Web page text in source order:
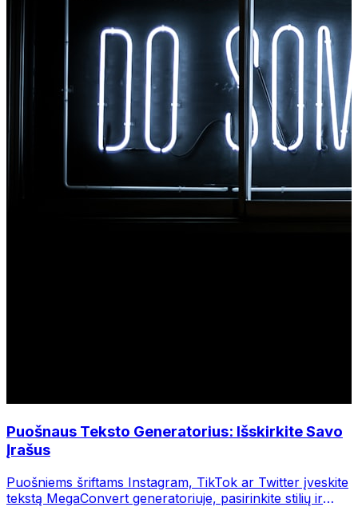
Puošnaus Teksto Generatorius: Išskirkite Savo
Įrašus
Puošniems šriftams Instagram, TikTok ar Twitter įveskite
tekstą MegaConvert generatoriuje, pasirinkite stilių ir